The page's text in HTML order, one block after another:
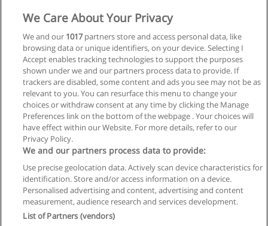
Curso de Inglés Online con Reconocimiento de
Voz
ELI Educa
Solicita información
Privacidad de datos
Contactar con Educaedu
Copyright © Educaedu Business S.L. - CIF : B-95610580: -
We Care About Your Privacy
We and our 1017partners store and access personal data, like
browsing data or unique identifiers, on your device. Selecting I
Accept enables tracking technologies to support the purposes
shown under we and our partners process data to provide. If
trackers are disabled, some content and ads you see may not be as
relevant to you. You can resurface this menu to change your
choices or withdraw consent at any time by clicking the Manage
Preferences link on the bottom of the webpage . Your choices will
have effect within our Website. For more details, refer to our
Privacy Policy.
We and our partners process data to provide:
Use precise geolocation data. Actively scan device characteristics for
identification. Store and/or access information on a device.
Personalised advertising and content, advertising and content
measurement, audience research and services development.
List of Partners (vendors)